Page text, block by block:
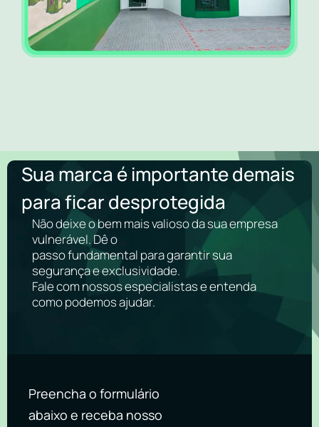
Sua marca é importante demais
para ficar desprotegida
Não deixe o bem mais valioso da sua empresa
vulnerável. Dê o
passo fundamental para garantir sua
segurança e exclusividade.
Fale com nossos especialistas e entenda
como podemos ajudar.
Preencha o formulário
abaixo e receba nosso